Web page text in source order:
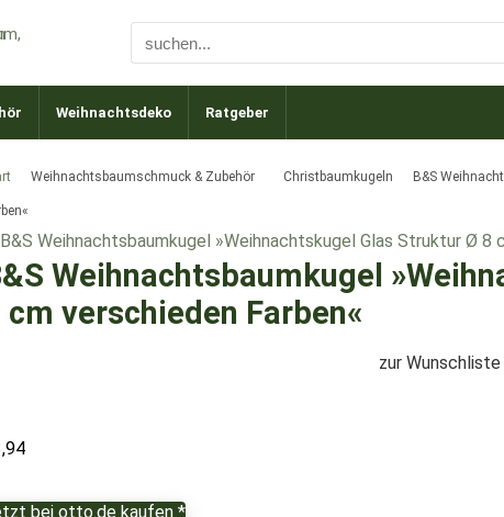
Weihnachtsdeko Ratgeber
Weihnachtsbaumschmuck & Zubehör Christbaumkugeln B&S
Weihnachtsbaumkugel
cm verschieden Farben«
zur Wunschliste
bei otto.de kaufen *